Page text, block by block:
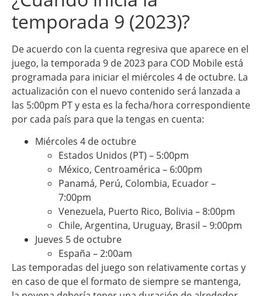
temporada 9 (2023)?
De acuerdo con la cuenta regresiva que aparece en el
juego, la temporada 9 de 2023 para COD Mobile está
programada para iniciar el miércoles 4 de octubre. La
actualización con el nuevo contenido será lanzada a
las 5:00pm PT y esta es la fecha/hora correspondiente
por cada país para que la tengas en cuenta:
Miércoles 4 de octubre
Estados Unidos (PT) – 5:00pm
México, Centroamérica – 6:00pm
Panamá, Perú, Colombia, Ecuador –
7:00pm
Venezuela, Puerto Rico, Bolivia – 8:00pm
Chile, Argentina, Uruguay, Brasil – 9:00pm
Jueves 5 de octubre
España – 2:00am
Las temporadas del juego son relativamente cortas y
en caso de que el formato de siempre se mantenga,